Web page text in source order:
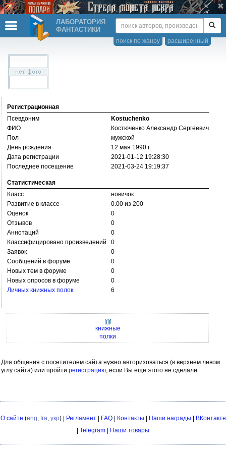
ЛАБОРАТОРИЯ
ФАНТАСТИКИ
расширенный
поиск по жанру
Регистрационная
Псевдоним
Kostuchenko
ФИО
Костюченко Александр Сергеевич
Пол
мужской
День рождения
12 мая 1990 г.
Дата регистрации
2021-01-12 19:28:30
Последнее посещение
2021-03-24 19:19:37
Статистическая
Класс
новичок
Развитие в классе
0.00 из 200
Оценок
0
Отзывов
0
Аннотаций
0
Классифицировано произведений
0
Заявок
0
Сообщений в форуме
0
Новых тем в форуме
0
Новых опросов в форуме
0
Личных книжных полок
6
книжные
полки
Для общения с посетителем сайта нужно авторизоваться (в верхнем левом
углу сайта) или пройти регистрацию, если Вы ещё этого не сделали.
О сайте (eng, fra, укр) | Регламент| FAQ| Контакты Наши награды
ВКонтакте
Telegram Наши товары